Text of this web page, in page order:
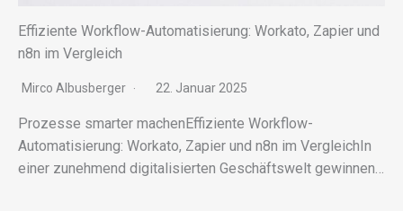
Effiziente Workflow-Automatisierung: Workato, Zapier und
n8n im Vergleich
Mirco Albusberger 22. Januar 2025
Prozesse smar­ter machenEffiziente Workflow-
Automatisierung: Workato, Zapier und n8n im VergleichIn
einer zuneh­mend digi­ta­li­sier­ten Geschäftswelt gewin­nen…